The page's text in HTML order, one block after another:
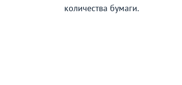
количества бумаги.